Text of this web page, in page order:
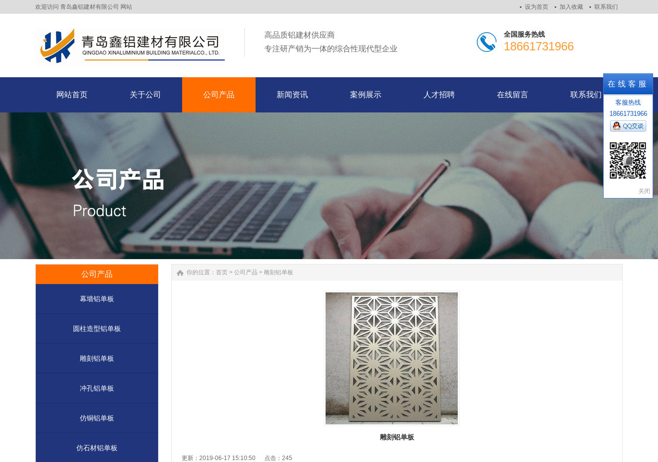
欢迎访问 青岛鑫铝建材有限公司 网站 设为首页 加入收藏 联系我们
高品质铝建材供应商
专注研产销为一体的综合性现代型企业
全国服务热线
18661731966
网站首页
网站首页
关于公司
关于公司
公司产品
公司产品 新闻资讯 案例展示 人才招聘 在线留言 联系我们
公司产品
幕墙铝单板
圆柱造型铝单板
雕刻铝单板
冲孔铝单板
仿铜铝单板
仿石材铝单板
你的位置： 首页 > 公司产品 > 雕刻铝单板
雕刻铝单板
更新：2019-06-17 15:10:50 点击： 245
在线客服
客服热线
18661731966
关闭